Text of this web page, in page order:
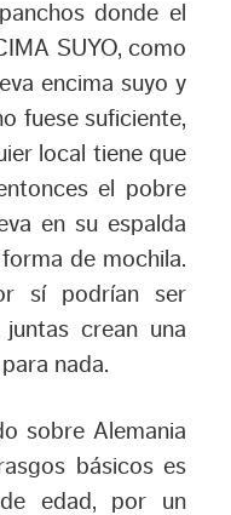
donde el
SUYO, como
encima suyo y
fuese suficiente,
local tiene que
el pobre
en su espalda
de mochila.
sí podrían ser
crean una
nada.
sobre Alemania
básicos es
edad, por un